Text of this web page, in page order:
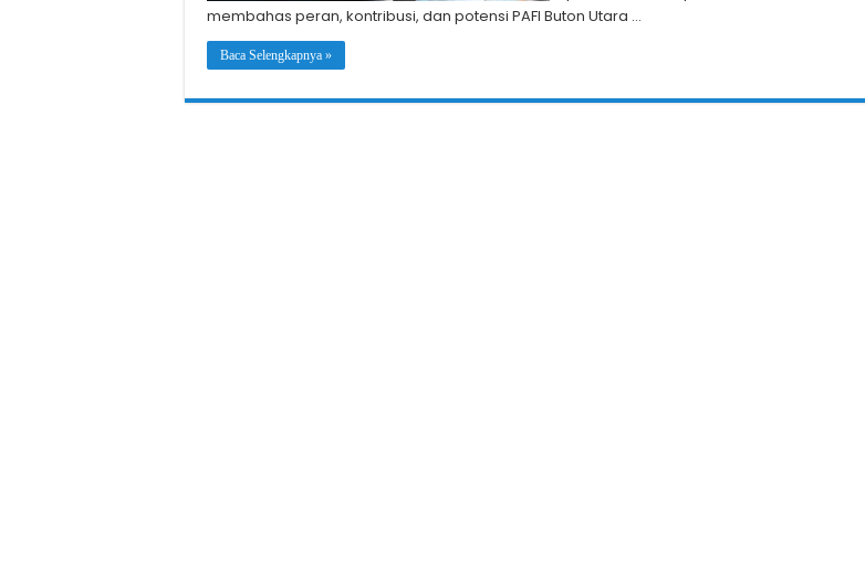
membahas peran, kontribusi, dan potensi PAFI Buton Utara …
Baca Selengkapnya »